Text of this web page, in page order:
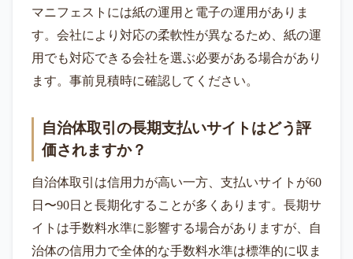
マニフェストには紙の運用と電子の運用がありま
す。会社により対応の柔軟性が異なるため、紙の運
用でも対応できる会社を選ぶ必要がある場合があり
ます。事前見積時に確認してください。
自治体取引の長期支払いサイトはどう評
価されますか？
自治体取引は信用力が高い一方、支払いサイトが60
日〜90日と長期化することが多くあります。長期サ
イトは手数料水準に影響する場合がありますが、自
治体の信用力で全体的な手数料水準は標準的に収ま